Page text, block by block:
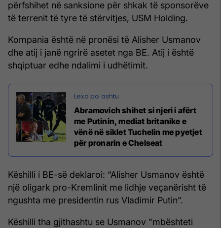
përfshihet në sanksione për shkak të sponsorëve
të terrenit të tyre të stërvitjes, USM Holding.
Kompania është në pronësi të Alisher Usmanov
dhe atij i janë ngrirë asetet nga BE. Atij i është
shqiptuar edhe ndalimi i udhëtimit.
Abramovich shihet si njeri i afërt
me Putinin, mediat britanike e
vënë në siklet Tuchelin me pyetjet
për pronarin e Chelseat
Këshilli i BE-së deklaroi: “Alisher Usmanov është
një oligark pro-Kremlinit me lidhje veçanërisht të
ngushta me presidentin rus Vladimir Putin”.
Këshilli tha gjithashtu se Usmanov "mbështeti